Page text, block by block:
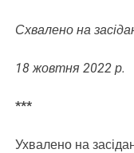
Схвалено на
18 жовтня 2022 р.
***
Ухвалено на